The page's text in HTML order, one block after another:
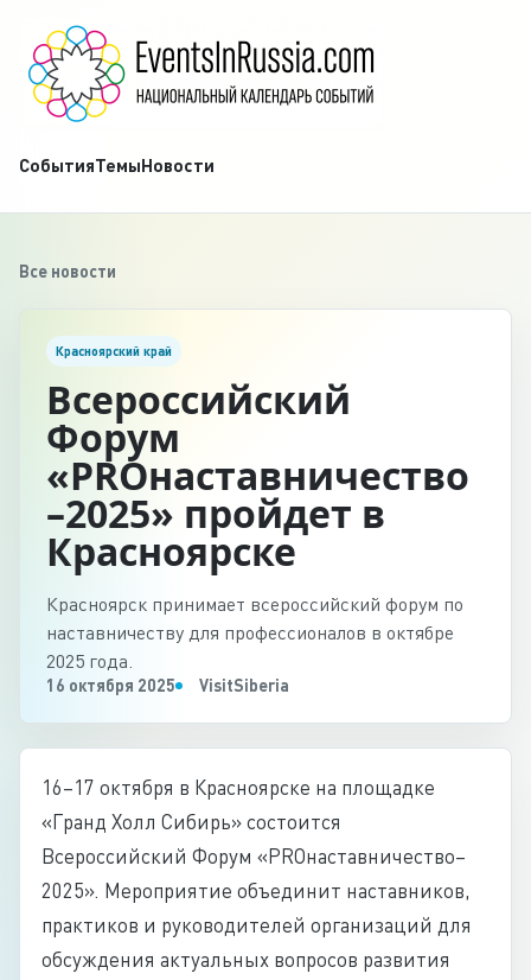
СобытияТемыНовости
Все новости
Красноярский край
Всероссийский
Форум
«PROнаставничество
–2025» пройдет в
Красноярске
Красноярск принимает всероссийский форум по
наставничеству для профессионалов в октябре
2025 года.
16 октября 2025 VisitSiberia
16–17 октября в Красноярске на площадке
«Гранд Холл Сибирь» состоится
Всероссийский Форум «PROнаставничество–
2025». Мероприятие объединит наставников,
практиков и руководителей организаций для
обсуждения актуальных вопросов развития